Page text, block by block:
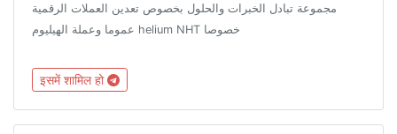
مجموعة تبادل الخبرات والحلول بخصوص تعدين العملات الرقمية
عموما وعملة الهيليوم helium NHT خصوصا
इसमें शामिल हो